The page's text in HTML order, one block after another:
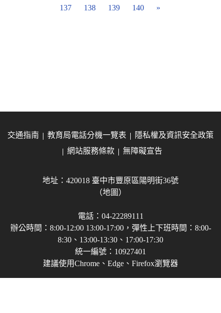
137 138 139 140 »
交通指南 教育局電話分機一覽表
隱私權及資訊安全政策
網站服務條款
無障礙宣告
地址：420018 臺中市豐原區陽明街36號
（地圖）
電話：04-22289111
辦公時間：8:00-12:00 13:00-17:00，彈性上下班時間：8:00-
8:30、13:00-13:30、17:00-17:30
統一編號：10927401
建議使用Chrome、Edge、Firefox瀏覽器